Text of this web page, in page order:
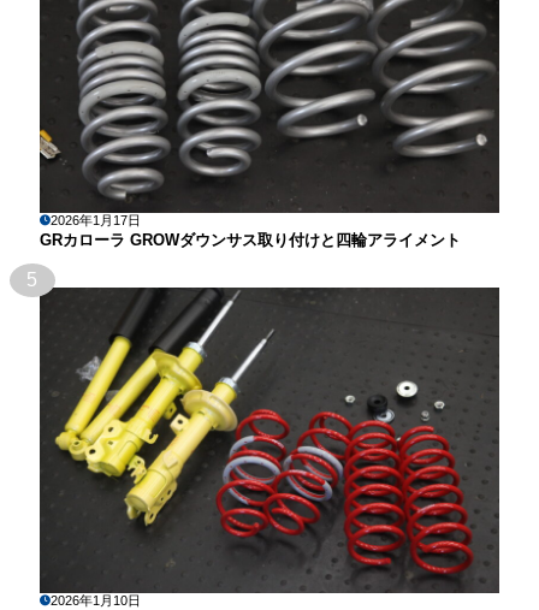
2026年1月17日
GRカローラ GROWダウンサス取り付けと四輪アライメント
5
2026年1月10日